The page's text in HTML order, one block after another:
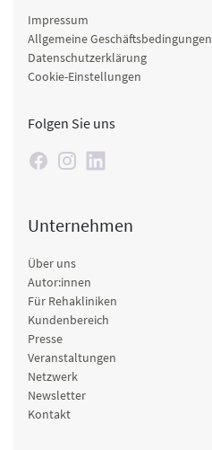
Impressum
Allgemeine Geschäftsbedingungen
Datenschutzerklärung
Cookie-Einstellungen
Folgen Sie uns
Unternehmen
Über uns
Autor:innen
Für Rehakliniken
Kundenbereich
Presse
Veranstaltungen
Netzwerk
Newsletter
Kontakt